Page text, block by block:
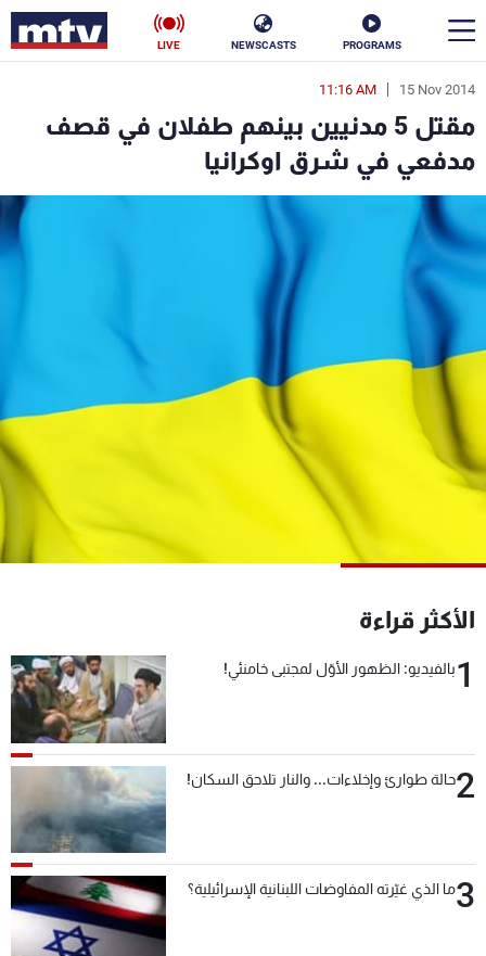
PROGRAMS
NEWSCASTS
LIVE
15 Nov 2014
11:16 AM
مقتل 5 مدنيين بينهم طفلان في قصف
مدفعي في شرق اوكرانيا
الأكثر قراءة
1بالفيديو: الظهور الأوّل لمجتبى خامنئي!
2حالة طوارئ وإخلاءات... والنار تلاحق السكان!
3ما الذي غيّرته المفاوضات اللبنانية الإسرائيلية؟
en
الأخبار
سياسة ناس
إقتصاد
منوعات
كأس العالم
البرامج
جدول البرامج
عن MTV
الإنـتـاج
شروط الإسـتخدام
سياسة الخصوصية